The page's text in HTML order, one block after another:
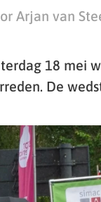
Arjan van
18 mei
De